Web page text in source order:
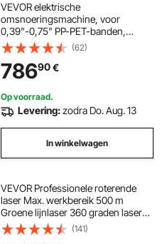
VEVOR elektrische
omsnoeringsmachine, voor
0,39"-0,75" PP-PET-banden,
draagbare elektrische
omsnoeringsmachine met digitaal
display, 2 x 4000 mAh op batterijen
werkend automatisch
omsnoeringsapparaat voor het
verpakken van kartonnen pallets
(62)
78690€
Op voorraad.
Levering:zodra Do. Aug. 13
In winkelwagen
VEVOR Professionele roterende
laser Max. werkbereik 500 m
Groene lijnlaser 360 graden laser
Hoogtemeter Water- en stofdicht
Buitenwerktijd 20 uur met statief en
(141)